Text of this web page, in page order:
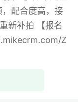
配合度高，接
新补拍 【报名
Z